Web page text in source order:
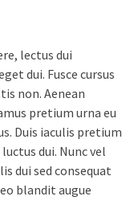
lectus dui
dui. Fusce cursus
non. Aenean
pretium urna eu
Duis iaculis pretium
dui. Nunc vel
dui sed consequat
blandit augue